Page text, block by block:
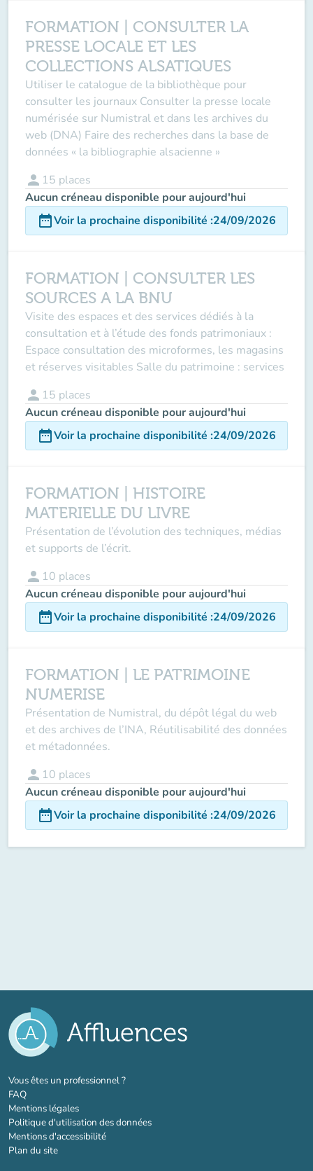
FORMATION | CONSULTER LA
PRESSE LOCALE ET LES
COLLECTIONS ALSATIQUES
Utiliser le catalogue de la bibliothèque pour
consulter les journaux Consulter la presse locale
numérisée sur Numistral et dans les archives du
web (DNA) Faire des recherches dans la base de
données « la bibliographie alsacienne »
person 15 places
Aucun créneau disponible pour aujourd'hui
date_rangeVoir la prochaine disponibilité :24/09/2026
FORMATION | CONSULTER LES
SOURCES A LA BNU
Visite des espaces et des services dédiés à la
consultation et à l’étude des fonds patrimoniaux :
Espace consultation des microformes, les magasins
et réserves visitables Salle du patrimoine : services
person 15 places
Aucun créneau disponible pour aujourd'hui
date_rangeVoir la prochaine disponibilité :24/09/2026
FORMATION | HISTOIRE
MATERIELLE DU LIVRE
Présentation de l’évolution des techniques, médias
et supports de l’écrit.
person 10 places
Aucun créneau disponible pour aujourd'hui
date_rangeVoir la prochaine disponibilité :24/09/2026
FORMATION | LE PATRIMOINE
NUMERISE
Présentation de Numistral, du dépôt légal du web
et des archives de l’INA, Réutilisabilité des données
et métadonnées.
person 10 places
Aucun créneau disponible pour aujourd'hui
date_rangeVoir la prochaine disponibilité :24/09/2026
Vous êtes un professionnel ?(nouvel onglet)
FAQ
Mentions légales
Politique d'utilisation des données
Mentions d'accessibilité
Plan du site